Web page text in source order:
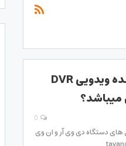
بهترین دستگاه های ضبط کننده ویدویی DVR
میباشد؟
های دستگاه دی وی آر و ان وی